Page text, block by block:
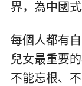
界，為中國
每個人都有
兒女最重要
不能忘根、